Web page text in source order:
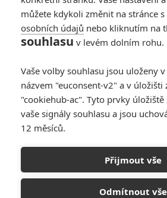
navíc ho
ovšem
matkou,
střední. Ani tady sice nezapadne do
že zdejší teenageři se zase tak neliší od
mají své problémy, se kterými nejsou
tápají. A tak Charlieho napadne spásná
školního psychiatra. Neoficiálně si otevře
záchodcích, kde ostatním spolužákům
dívku. Bohužel to je ale Susan, dcera
Downey Jr.)... a ten Charlieho bytostně
distributora)
můžete kdykoli změnit na stránce s
osobních údajů nebo kliknutím na
souhlasu v levém dolním rohu.
Vaše volby souhlasu jsou uloženy
názvem "euconsent-v2" a v úložišti
"cookiehub-ac". Tyto prvky úložiště
vaše signály souhlasu a jsou
12 měsíců.
Přijmout vše
Odmítnout vše